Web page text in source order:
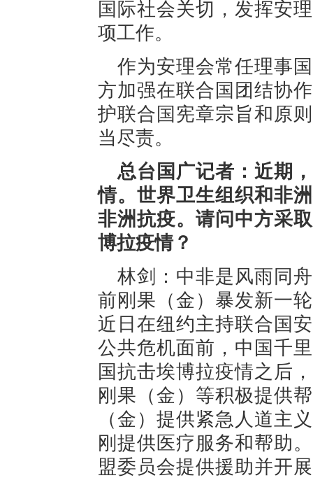
国际社会关切，发挥安
项工作。
作为安理会常任理事
方加强在联合国团结协
护联合国宪章宗旨和原
当尽责。
总台国广记者：近期
情。世界卫生组织和非
非洲抗疫。请问中方采
博拉疫情？
林剑：中非是风雨同
前刚果（金）暴发新一
近日在纽约主持联合国
公共危机面前，中国千
国抗击埃博拉疫情之后
刚果（金）等积极提供
（金）提供紧急人道主
刚提供医疗服务和帮助
盟委员会提供援助并开